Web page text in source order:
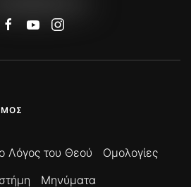
ο Λόγος του Θεού
Ομολογίες
Μηνύματα